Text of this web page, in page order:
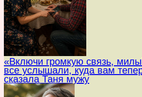
«Включи громкую связь,
все услышали, куда вам
сказала Таня мужу